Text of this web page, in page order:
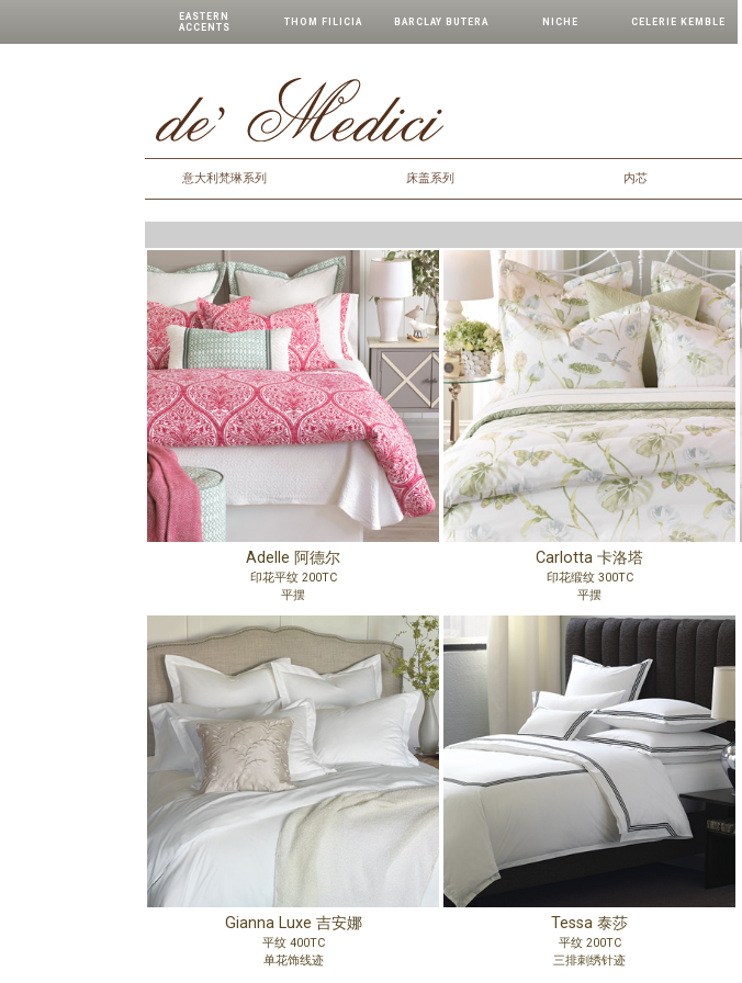
EASTERN
ACCENTS
THOM FILICIA BARCLAY BUTERA NICHE CELERIE KEMBLE
意大利梵琳系列 床盖系列 内芯
Adelle 阿德尔
印花平纹 200TC
平摆
Carlotta 卡洛塔
印花缎纹 300TC
平摆
Gianna Luxe 吉安娜
平纹 400TC
单花饰线迹
Tessa 泰莎
平纹 200TC
三排刺绣针迹